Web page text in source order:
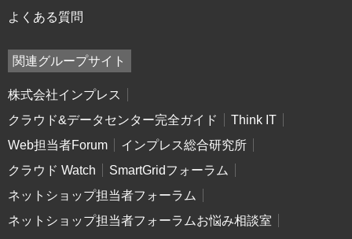
よくある質問
関連グループサイト
株式会社インプレス
クラウド&データセンター完全ガイド
Think IT
Web担当者Forum
インプレス総合研究所
クラウド Watch
SmartGridフォーラム
ネットショップ担当者フォーラム
ネットショップ担当者フォーラムお悩み相談室